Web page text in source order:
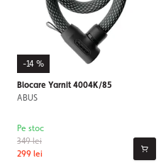
-14 %
Blocare Yarnit 4004K/85
ABUS
349 lei
299 lei
Pe stoc